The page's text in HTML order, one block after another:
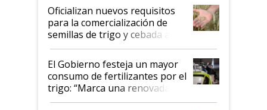
Oficializan nuevos requisitos
para la comercialización de
semillas de trigo y cebada a
granel
El Gobierno festeja un mayor
consumo de fertilizantes por el
trigo: “Marca una renovada
confianza de los productores”